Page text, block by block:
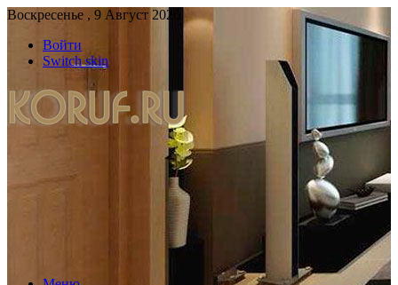
Воскресенье , 9 Август 2026
Войти
Switch skin